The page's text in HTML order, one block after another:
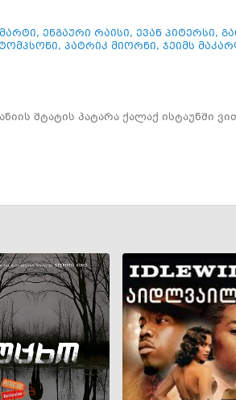
, ენგაური რაისი, ევან პიტერსი,
, პატრიკ მიორნი, ჯეიმს
შტატის პატარა ქალაქ ისტაუნში